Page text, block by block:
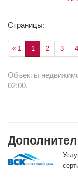
Страницы:
1 1 2 3 4
Объекты
02:00.